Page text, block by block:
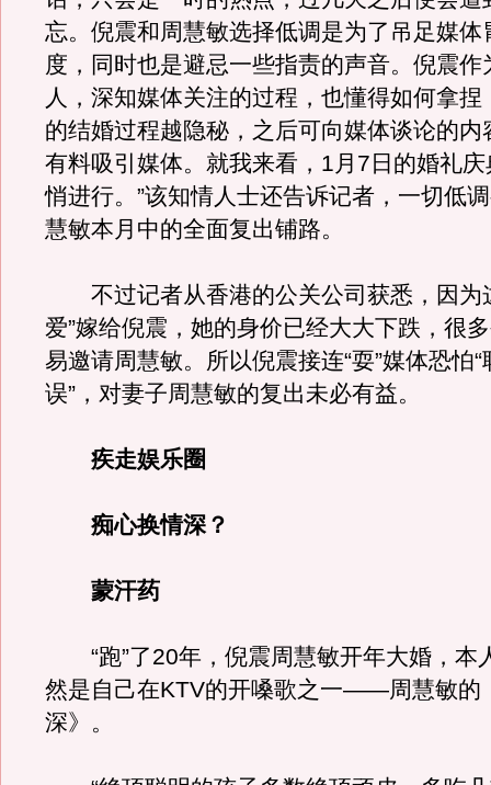
忘。倪震和周慧敏选择低调是为了吊足媒体
度，同时也是避忌一些指责的声音。倪震作
人，深知媒体关注的过程，也懂得如何拿捏
的结婚过程越隐秘，之后可向媒体谈论的内
有料吸引媒体。就我来看，1月7日的婚礼
悄进行。”该知情人士还告诉记者，一切低
慧敏本月中的全面复出铺路。
不过记者从香港的公关公司获悉，因为
爱”嫁给倪震，她的身价已经大大下跌，很
易邀请周慧敏。所以倪震接连“耍”媒体恐怕
误”，对妻子周慧敏的复出未必有益。
疾走娱乐圈
痴心换情深？
蒙汗药
“跑”了20年，倪震周慧敏开年大婚，本
然是自己在KTV的开嗓歌之一——周慧敏的
深》。